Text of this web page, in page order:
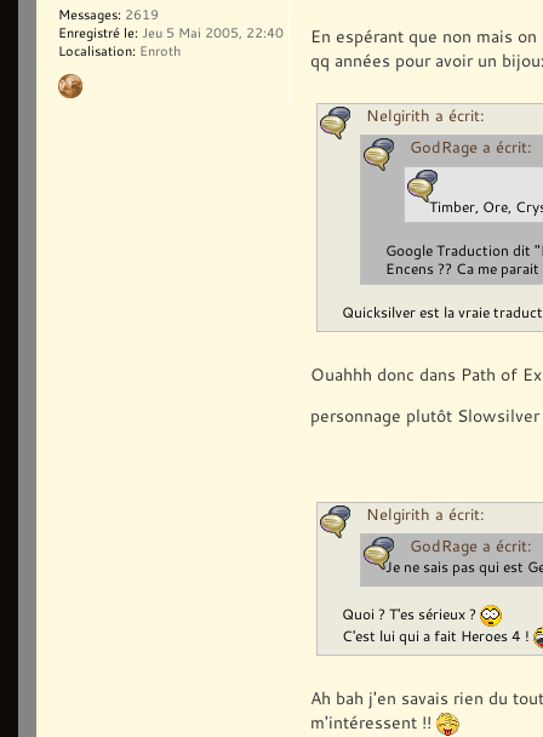
En espérant que non mais
qq années pour avoir un
Nelgirith a écrit:
GodRage a écrit:
Timber, Ore,
Google Traduction dit
Encens ?? Ca me
Quicksilver est la vraie
Ouahhh donc dans Path of
personnage plutôt
Nelgirith a écrit:
GodRage a écrit:
Je ne sais pas qui est
Quoi ? T'es sérieux ?
C'est lui qui a fait Heroes 4 !
Ah bah j'en savais rien du
m'intéressent !!
Messages: 2619
Enregistré le: Jeu 5 Mai 2005, 22:40
Localisation: Enroth